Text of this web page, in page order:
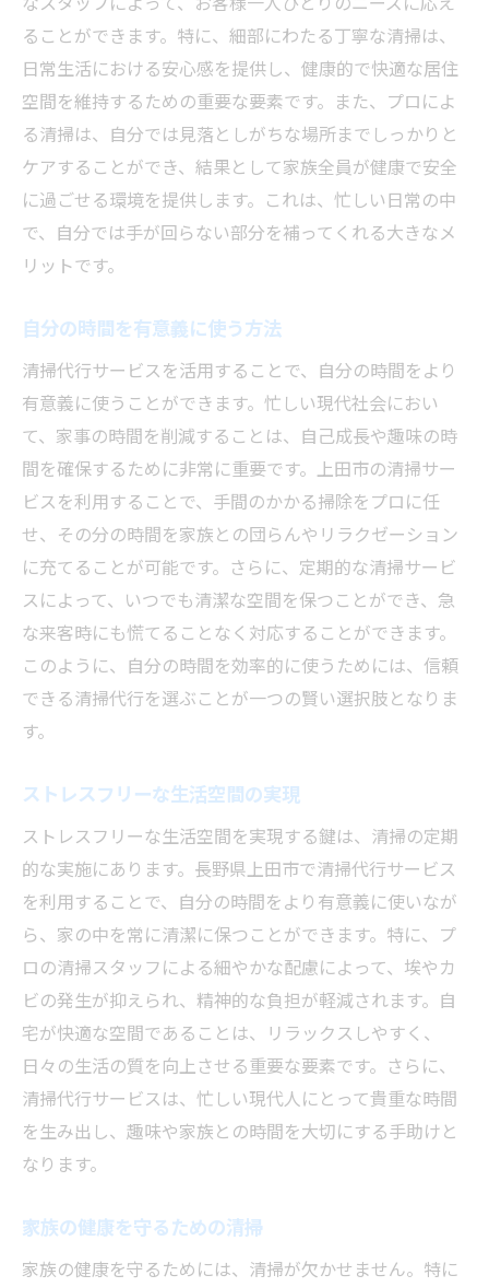
契約前に確認すべき事項
清掃代行を利用すべき5つのメリット
時間の節約になる理由
専門的な清掃技術の活用
定期的なメンテナンスの重要性
アレルギー対策としての清掃
突然の来客にも対応できる安心感
自分のライフスタイルに合わせたプラン
由
仕事と家庭の両立をサポート
心の余裕を生む空間づくり
休日をもっと楽しむために
育児中の負担を軽減する
自分への投資としての清掃
オンライン予約で手間いらず
清掃のプロに任せることで得られる安心感
万全な衛生管理による安全性
常備品の管理もプロに任せる
万が一のトラブル対応も安心
個別ニーズに応じた提案
契約期間中の追加サービス
上田市で理想の清掃環境を手に入れる方法
地域の特性に合ったサービスを選ぶ
ニーズに合わせた柔軟なプラン
快適さを追求した清掃スタイル
持続可能性を考慮した選択
地元に根付いた業者の選び方
季節ごとの清掃ポイント
清掃代行を活用して時間を有効に使う秘訣
作業の効率化を図るツールの活用
ライフスタイルに合わせたスケジュール
ることができます。特に、細部にわたる丁寧な清掃は、
日常生活における安心感を提供し、健康的で快適な居住
空間を維持するための重要な要素です。また、プロによ
る清掃は、自分では見落としがちな場所までしっかりと
ケアすることができ、結果として家族全員が健康で安全
に過ごせる環境を提供します。これは、忙しい日常の中
で、自分では手が回らない部分を補ってくれる大きなメ
リットです。
自分の時間を有意義に使う方法
清掃代行サービスを活用することで、自分の時間をより
有意義に使うことができます。忙しい現代社会におい
て、家事の時間を削減することは、自己成長や趣味の時
間を確保するために非常に重要です。上田市の清掃サー
ビスを利用することで、手間のかかる掃除をプロに任
せ、その分の時間を家族との団らんやリラクゼーション
に充てることが可能です。さらに、定期的な清掃サービ
スによって、いつでも清潔な空間を保つことができ、急
な来客時にも慌てることなく対応することができます。
このように、自分の時間を効率的に使うためには、信頼
できる清掃代行を選ぶことが一つの賢い選択肢となりま
す。
ストレスフリーな生活空間の実現
ストレスフリーな生活空間を実現する鍵は、清掃の定期
的な実施にあります。長野県上田市で清掃代行サービス
を利用することで、自分の時間をより有意義に使いなが
ら、家の中を常に清潔に保つことができます。特に、プ
ロの清掃スタッフによる細やかな配慮によって、埃やカ
ビの発生が抑えられ、精神的な負担が軽減されます。自
宅が快適な空間であることは、リラックスしやすく、
日々の生活の質を向上させる重要な要素です。さらに、
清掃代行サービスは、忙しい現代人にとって貴重な時間
を生み出し、趣味や家族との時間を大切にする手助けと
なります。
家族の健康を守るための清掃
家族の健康を守るためには、清掃が欠かせません。特に